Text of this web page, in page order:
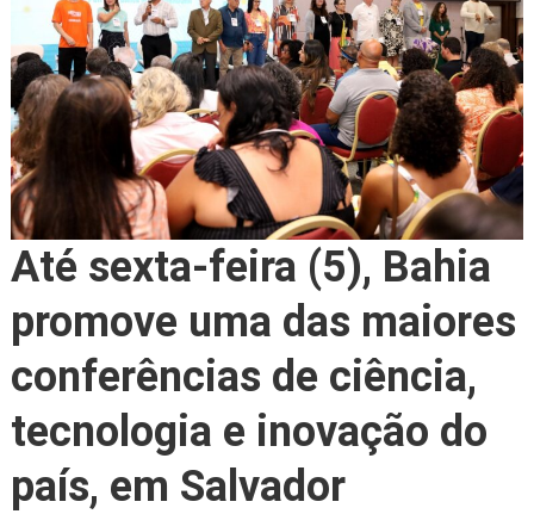
Até sexta-feira (5), Bahia
promove uma das maiores
conferências de ciência,
tecnologia e inovação do
país, em Salvador